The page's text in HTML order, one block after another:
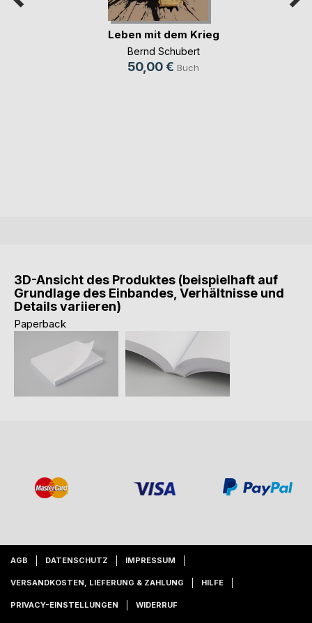
Leben mit dem Krieg
Bernd Schubert
50,00 € Buch
3D-Ansicht des Produktes (beispielhaft auf
Grundlage des Einbandes, Verhältnisse und
Details variieren)
Paperback
AGB DATENSCHUTZ IMPRESSUM
VERSANDKOSTEN, LIEFERUNG & ZAHLUNG HILFE
PRIVACY-EINSTELLUNGEN WIDERRUF